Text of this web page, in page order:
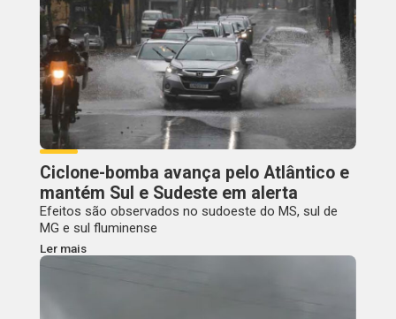
Ciclone-bomba avança pelo Atlântico e
mantém Sul e Sudeste em alerta
Efeitos são observados no sudoeste do MS, sul de
MG e sul fluminense
Ler mais